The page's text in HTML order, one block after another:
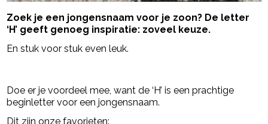
Zoek je een jongensnaam voor je zoon? De letter
‘H’ geeft genoeg inspiratie: zoveel keuze.
En stuk voor stuk even leuk.
Doe er je voordeel mee, want de ‘H’ is een prachtige
beginletter voor een jongensnaam.
Dit zijn onze favorieten: